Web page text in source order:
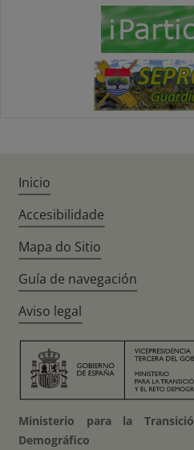
Inicio
Accesibilidade
Mapa do Sitio
Guía de navegación
Aviso legal
Ministerio para la
Demográfico